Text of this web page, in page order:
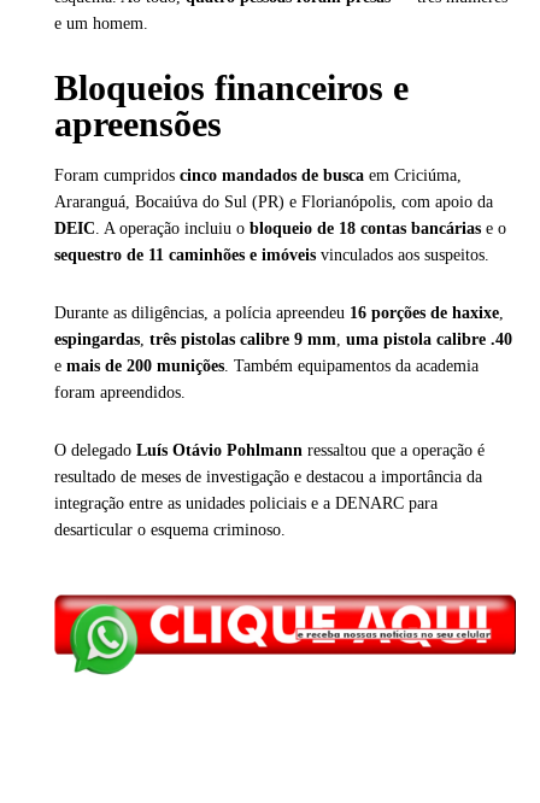
e um homem.
Bloqueios financeiros e
apreensões
Foram cumpridos cinco mandados de busca em Criciúma,
Araranguá, Bocaiúva do Sul (PR) e Florianópolis, com apoio da
DEIC. A operação incluiu o bloqueio de 18 contas bancárias e o
sequestro de 11 caminhões e imóveis vinculados aos suspeitos.
Durante as diligências, a polícia apreendeu 16 porções de haxixe,
espingardas, três pistolas calibre 9 mm, uma pistola calibre .40
e mais de 200 munições. Também equipamentos da academia
foram apreendidos.
O delegado Luís Otávio Pohlmann ressaltou que a operação é
resultado de meses de investigação e destacou a importância da
integração entre as unidades policiais e a DENARC para
desarticular o esquema criminoso.